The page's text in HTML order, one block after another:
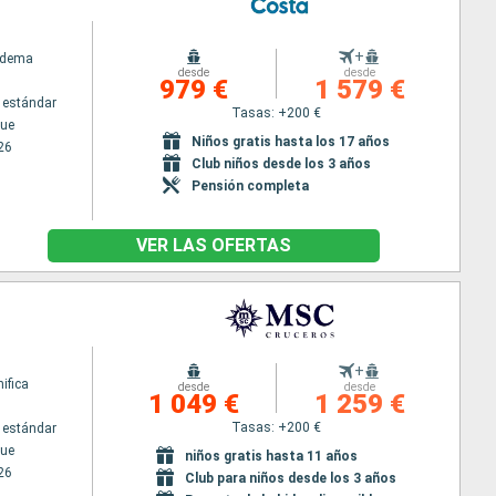
desde
979 €
+
desde
1 579 €
Tasas: +200 €
Niños gratis hasta los 17 años
Club niños desde los 3 años
Pensión completa
VER LAS OFERTAS
desde
1 049 €
+
desde
1 259 €
Tasas: +200 €
niños gratis hasta 11 años
Club para niños desde los 3 años